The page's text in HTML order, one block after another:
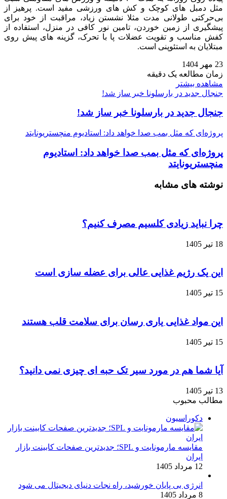
مثل دمبل‌ های کوچک و کش‌ های ورزشی مفید است. پرهیز از
بی‌حرکتی طولانی مدت مثلا نشستن زیاد، مراقبت از خود برای
پیشگیری از زمین خوردن، تامین نور کافی در منزل، استفاده از
کفش مناسب و تقویت عضلات پا با تحرک، گزینه‌ های پیش روی
مبتلایان به استئوپنی است.
23 مهر 1404
زمان مطالعه یک دقیقه
مشاهده بیشتر
جنجال جدید در بارسلونا خبر ساز شد!
جنجال جدید در بارسلونا خبر ساز شد!
پروژه‌ای که مثل بمب صدا خواهد داد: استادیوم منچستریونایتد
پروژه‌ای که مثل بمب صدا خواهد داد: استادیوم
منچستریونایتد
نوشته های مشابه
چرا نباید زیادی کلسیم مصرف کنیم؟
18 تیر 1405
این یک رژیم غذایی عالی برای عضله‌ سازی است
15 تیر 1405
این مواد غذایی یاری رسان برای سلامت قلب هستند
15 تیر 1405
آیا شما هم در مورد سیر تک‌ حبه‌ ای چیزی نمی دانید؟
13 تیر 1405
مطالب محبوب
دکوراسیون
مقایسه مارمونایت و SPL؛ جدیدترین صفحات کابینت بازار
ایران
12 مرداد 1405
انرژی بی‌ پایان خورشید، راه نجات دنیای دیجیتال می شود
8 مرداد 1405